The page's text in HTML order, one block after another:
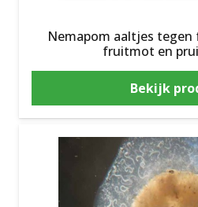
Nemapom aaltjes
fruitmot en
Bekijk